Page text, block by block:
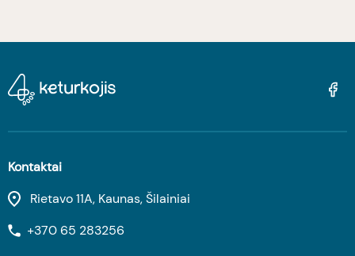
Kontaktai
Rietavo 11A, Kaunas, Šilainiai
+370 65 283256